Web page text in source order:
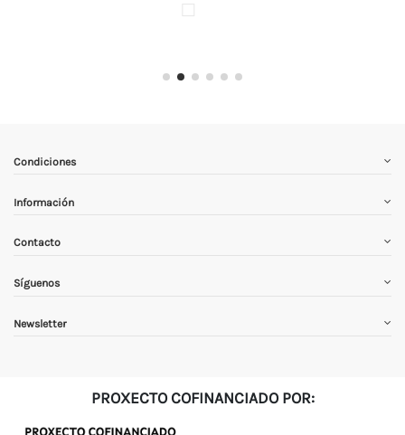
Condiciones
Información
Contacto
Síguenos
Newsletter
PROXECTO COFINANCIADO POR: